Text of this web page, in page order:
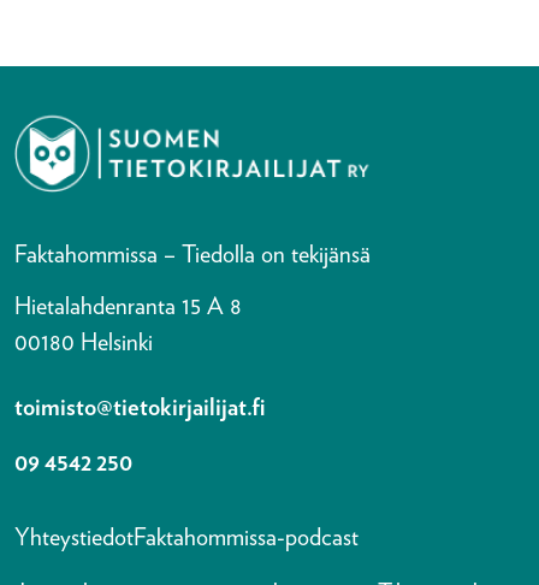
Faktahommissa – Tiedolla on tekijänsä
Hietalahdenranta 15 A 8
00180 Helsinki
toimisto@tietokirjailijat.fi
09 4542 250
YhteystiedotFaktahommissa-podcast